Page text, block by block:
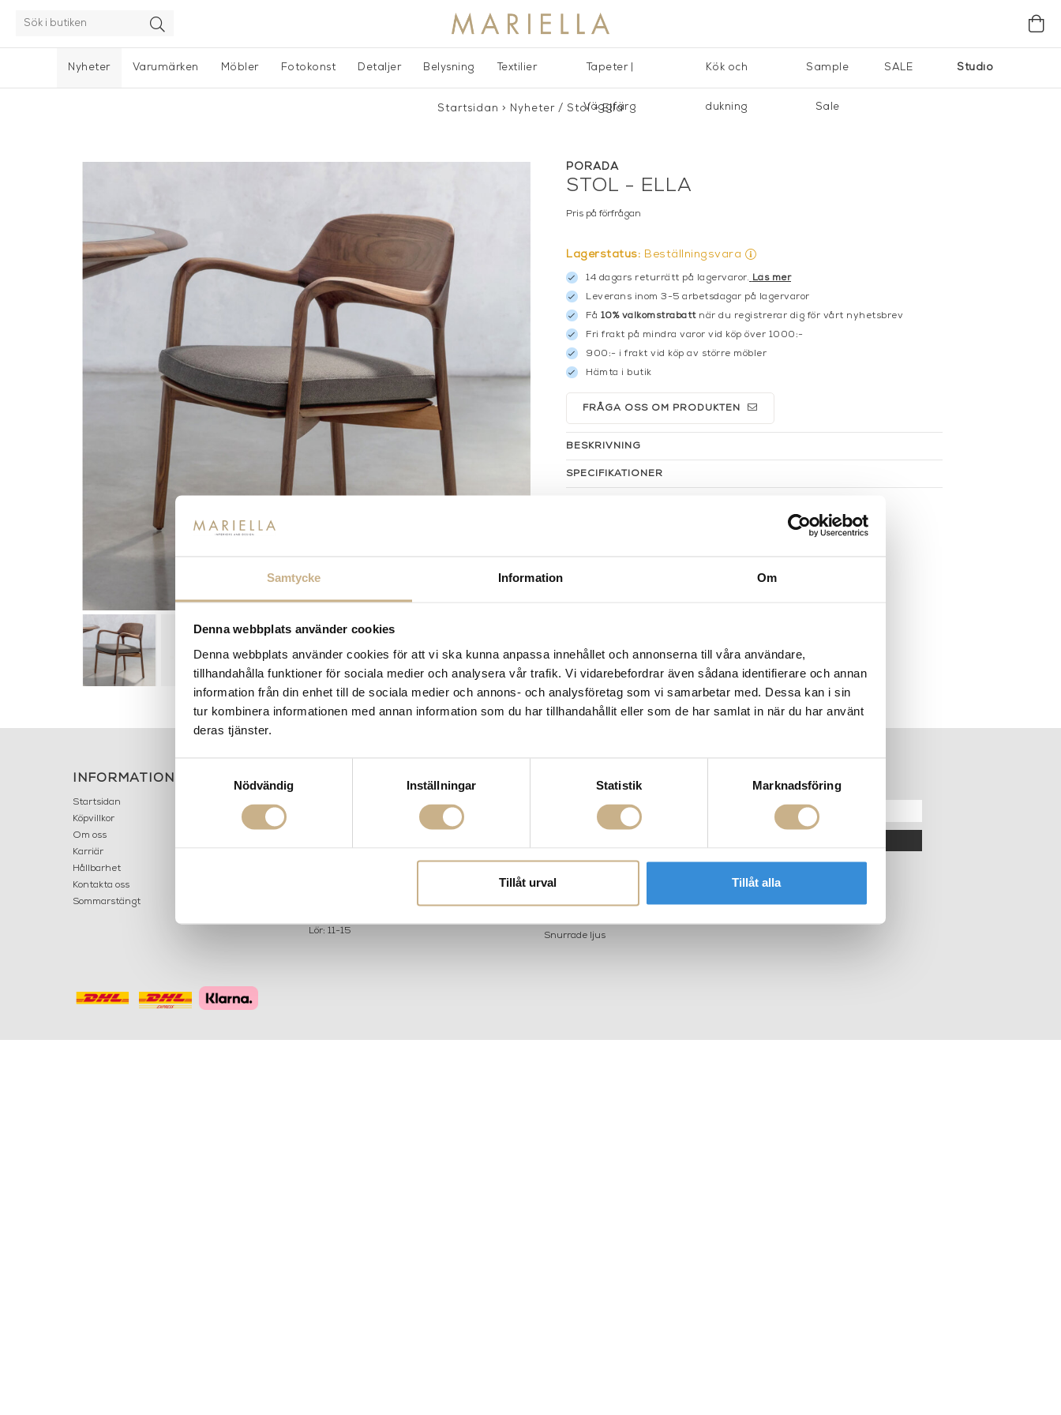
Samtycke Information Om
Denna webbplats använder cookies
Denna webbplats använder cookies för att vi ska kunna anpassa innehållet och annonserna till våra användare,
tillhandahålla funktioner för sociala medier och analysera vår trafik. Vi vidarebefordrar även sådana identifierare och annan
information från din enhet till de sociala medier och annons- och analysföretag som vi samarbetar med. Dessa kan i sin
tur kombinera informationen med annan information som du har tillhandahållit eller som de har samlat in när du har använt
deras tjänster.
Nödvändig
Inställningar Statistik Marknadsföring
Tillåt urval Tillåt alla
Nyheter Studio
Varumärken Möbler Fotokonst Detaljer Belysning Textilier Tapeter |
Väggfärg
Kök och
dukning
Sample
Sale
SALE
Startsidan > Nyheter / Stol - Ella
PORADA
STOL - ELLA
Pris på förfrågan
Lagerstatus: Beställningsvara
14 dagars returrätt på lagervaror. Läs mer
Leverans inom 3-5 arbetsdagar på lagervaror
Få 10% välkomstrabattnär du registrerar dig för vårt nyhetsbrev
Fri frakt på mindra varor vid köp över 1000:-
900:- i frakt vid köp av större möbler
Hämta i butik
FRÅGA OSS OM PRODUKTEN
BESKRIVNING
SPECIFIKATIONER
INFORMATION
Startsidan
Köpvillkor
Om oss
Karriär
Hållbarhet
Kontakta oss
Sommarstängt
Lör: 11-15
POPULÄRA KATEGORIER
Lexington
Missoni Home
Snurrade ljus
NYHETSBREV